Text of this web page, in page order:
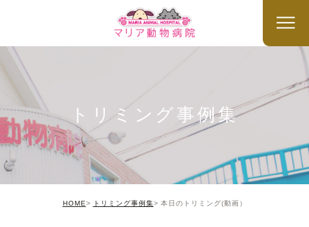
トリミング事例集
HOME トリミング事例集 本日のトリミング(動画）